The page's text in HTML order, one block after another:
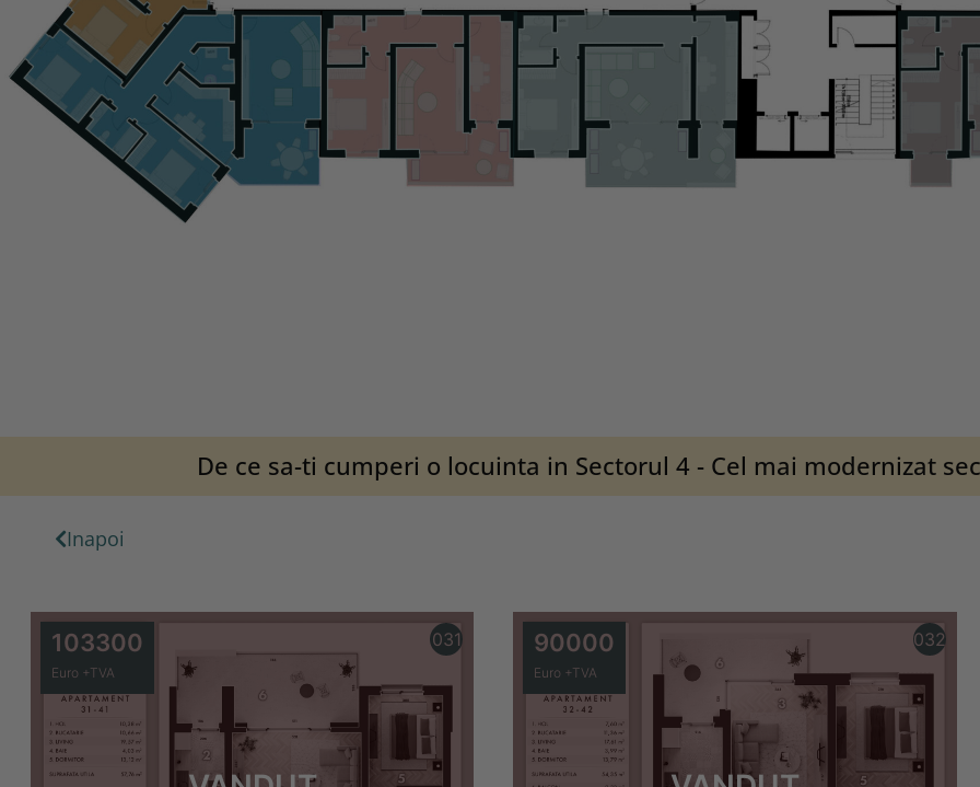
De ce sa-ti cumperi o locuinta in Sectorul 4 - Cel mai modernizat
Inapoi
103300
Euro +TVA
031 90000
Euro +TVA
032